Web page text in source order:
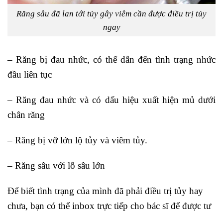
Răng sâu đã lan tới tủy gây viêm cần được điều trị tủy
ngay
– Răng bị đau nhức, có thể dẫn đến tình trạng nhức
đầu liên tục
– Răng đau nhức và có dấu hiệu xuất hiện mủ dưới
chân răng
– Răng bị vỡ lớn lộ tủy và viêm tủy.
– Răng sâu với lỗ sâu lớn
Để biết tình trạng của mình đã phải điều trị tủy hay
chưa, bạn có thể inbox trực tiếp cho bác sĩ để được tư